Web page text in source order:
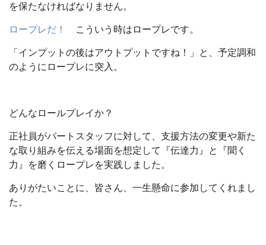
を保たなければなりません。
ロープレだ！ こういう時はロープレです。
「インプットの後はアウトプットですね！」と、予定調和
のようにロープレに突入。
どんなロールプレイか？
正社員がパートスタッフに対して、支援方法の変更や新た
な取り組みを伝える場面を想定して『伝達力』と『聞く
力』を磨くロープレを実践しました。
ありがたいことに、皆さん、一生懸命に参加してくれまし
た。